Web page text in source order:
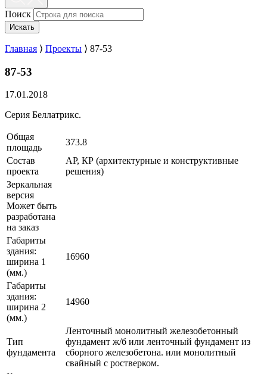
Поиск
Искать
Главная ⟩ Проекты ⟩ 87-53
87-53
17.01.2018
Серия Беллатрикс.
Общая
площадь
373.8
Состав
проекта
АР, КР (архитектурные и конструктивные
решения)
Зеркальная
версия
Может быть
разработана
на заказ
Габариты
здания:
ширина 1
(мм.)
16960
Габариты
здания:
ширина 2
(мм.)
14960
Тип
фундамента
Ленточный монолитный железобетонный
фундамент ж/б или ленточный фундамент из
сборного железобетона. или монолитный
свайный с ростверком.